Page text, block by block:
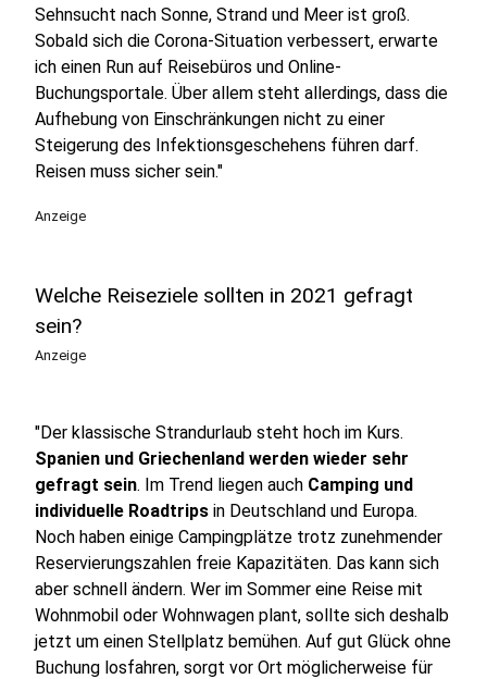
Sehnsucht nach Sonne, Strand und Meer ist groß.
Sobald sich die Corona-Situation verbessert, erwarte
ich einen Run auf Reisebüros und Online-
Buchungsportale. Über allem steht allerdings, dass die
Aufhebung von Einschränkungen nicht zu einer
Steigerung des Infektionsgeschehens führen darf.
Reisen muss sicher sein."
Anzeige
Welche Reiseziele sollten in 2021 gefragt
sein?
Anzeige
"Der klassische Strandurlaub steht hoch im Kurs.
Spanien und Griechenland werden wieder sehr
gefragt sein. Im Trend liegen auch Camping und
individuelle Roadtrips in Deutschland und Europa.
Noch haben einige Campingplätze trotz zunehmender
Reservierungszahlen freie Kapazitäten. Das kann sich
aber schnell ändern. Wer im Sommer eine Reise mit
Wohnmobil oder Wohnwagen plant, sollte sich deshalb
jetzt um einen Stellplatz bemühen. Auf gut Glück ohne
Buchung losfahren, sorgt vor Ort möglicherweise für